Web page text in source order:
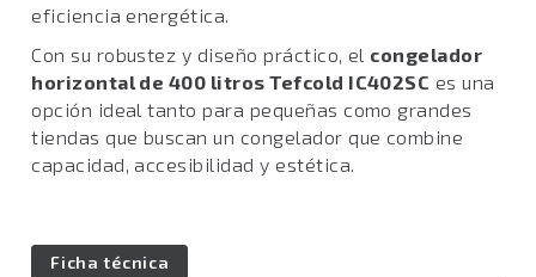
eficiencia energética.
Con su robustez y diseño práctico, el congelador
horizontal de 400 litros Tefcold IC402SC es una
opción ideal tanto para pequeñas como grandes
tiendas que buscan un congelador que combine
capacidad, accesibilidad y estética.
Ficha técnica